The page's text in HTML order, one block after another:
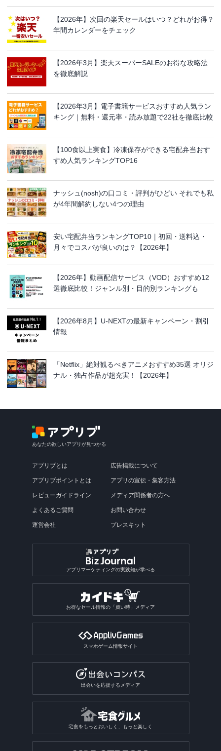
【2026年】次回の楽天セールはいつ？どれがお得？
年間カレンダーをチェック
【2026年3月】楽天スーパーSALEのお得な攻略法
を徹底解説
【2026年3月】電子書籍サービスおすすめ人気ラン
キング｜無料・還元率・読み放題で22社を徹底比較
【100食以上実食】冷凍保存ができる宅配弁当おす
すめ人気ランキングTOP16
ナッシュ(nosh)の口コミ・評判がひどい それでも私
が4年間解約しない4つの理由
安い宅配弁当ランキングTOP10｜初回・送料込・
月々でコスパが良いのは？【2026年】
【2026年】動画配信サービス（VOD）おすすめ12
選徹底比較！ジャンル別・目的別ランキングも
【2026年8月】U-NEXTの最新キャンペーン・割引
情報
「Netflix」絶対観るべきアニメおすすめ35選 オリジ
ナル・独占作品が超充実！【2026年】
あなたの欲しいアプリが見つかる
アプリブとは
アプリブポイントとは
レビューガイドライン
よくあるご質問
運営会社
広告掲載について
アプリの宣伝・集客方法
メディア関係者の方へ
お問い合わせ
プレスキット
アプリマーケティングの実践知が学べる
お得なセール情報の「買い時」メディア
スマホゲーム情報サイト
出会いを応援するメディア
宅食をもっとおいしく、もっと楽しく